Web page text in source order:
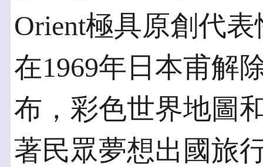
Orient極具原創代
在1969年日本甫解
布，彩色世界地圖
著民眾夢想出國旅